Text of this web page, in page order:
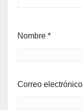
Nombre *
Correo electrónico